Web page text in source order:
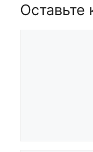
Оставьте